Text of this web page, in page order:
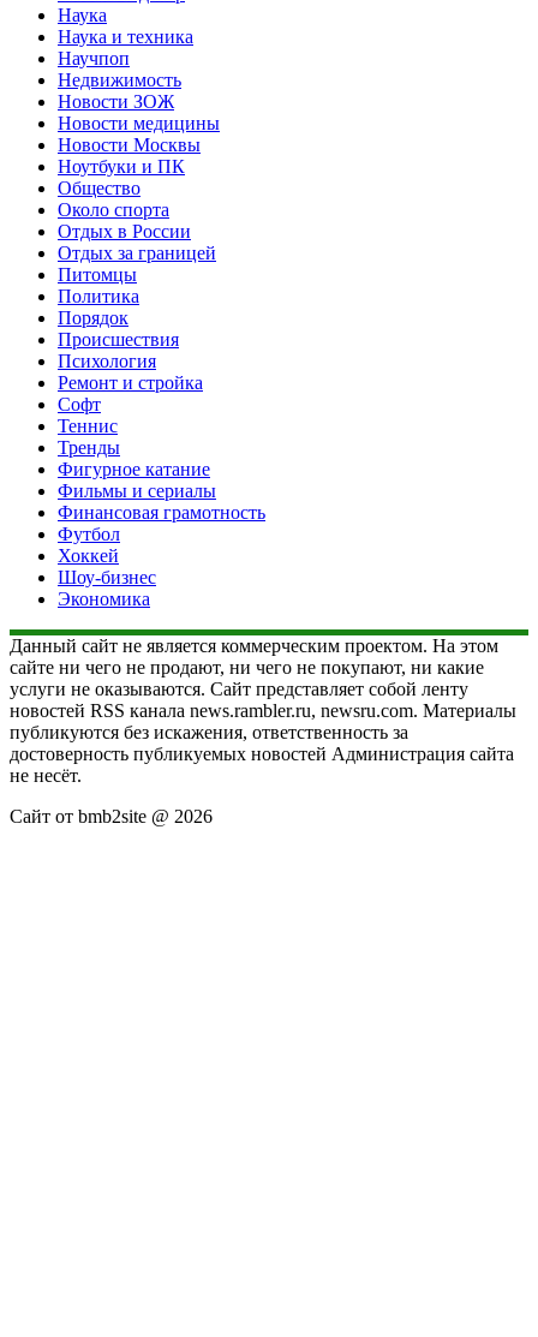
Наука
Наука и техника
Научпоп
Недвижимость
Новости ЗОЖ
Новости медицины
Новости Москвы
Ноутбуки и ПК
Общество
Около спорта
Отдых в России
Отдых за границей
Питомцы
Политика
Порядок
Происшествия
Психология
Ремонт и стройка
Софт
Теннис
Тренды
Фигурное катание
Фильмы и сериалы
Финансовая грамотность
Футбол
Хоккей
Шоу-бизнес
Экономика
Данный сайт не является коммерческим проектом. На этом
сайте ни чего не продают, ни чего не покупают, ни какие
услуги не оказываются. Сайт представляет собой ленту
новостей RSS канала news.rambler.ru, newsru.com. Материалы
публикуются без искажения, ответственность за
достоверность публикуемых новостей Администрация сайта
не несёт.
Сайт от bmb2site @ 2026